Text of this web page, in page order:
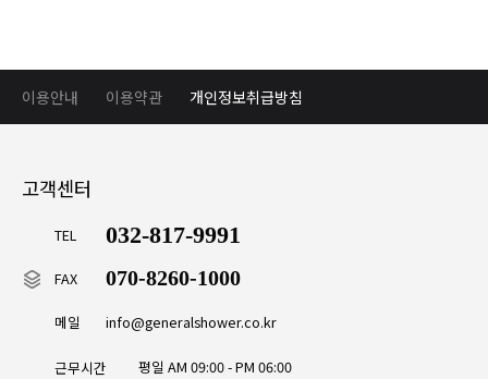
이용안내 이용약관 개인정보취급방침
고객센터
TEL 032-817-9991
FAX 070-8260-1000
메일 info@generalshower.co.kr
근무시간
평일 AM 09:00 - PM 06:00